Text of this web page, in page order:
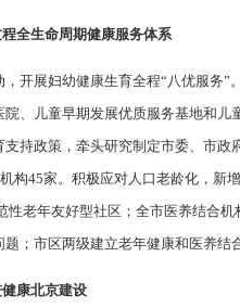
全生命周期健康服务体系
开展妇幼健康生育全程“八优服务
、儿童早期发展优质服务基地和
持政策，牵头研究制定市委、市
构45家。积极应对人口老龄化，
性老年友好型社区；全市医养结合
；市区两级建立老年健康和医养结
康北京建设